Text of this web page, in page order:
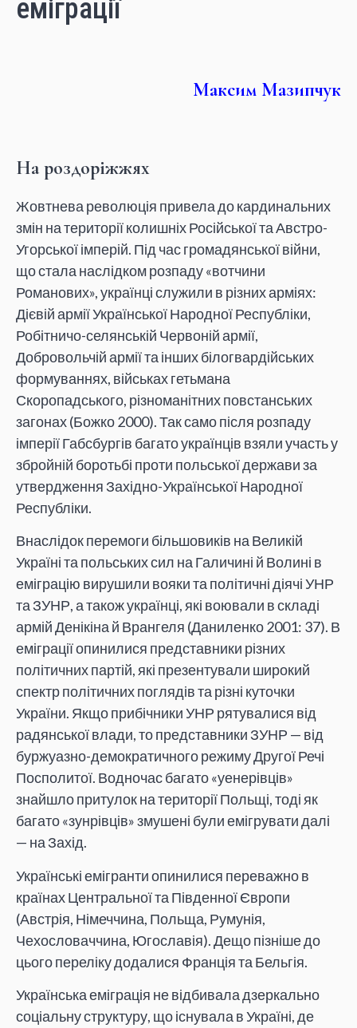
еміграції
Максим Мазипчук
На роздоріжжях
Жовтнева революція привела до кардинальних
змін на території колишніх Російської та Австро-
Угорської імперій. Під час громадянської війни,
що стала наслідком розпаду «вотчини
Романових», українці служили в різних арміях:
Дієвій армії Української Народної Республіки,
Робітничо-селянській Червоній армії,
Добровольчій армії та інших білогвардійських
формуваннях, військах гетьмана
Скоропадського, різноманітних повстанських
загонах (Божко 2000). Так само після розпаду
імперії Габсбургів багато українців взяли участь у
збройній боротьбі проти польської держави за
утвердження Західно-Української Народної
Республіки.
Внаслідок перемоги більшовиків на Великій
Україні та польських сил на Галичині й Волині в
еміграцію вирушили вояки та політичні діячі УНР
та ЗУНР, а також українці, які воювали в складі
армій Денікіна й Врангеля (Даниленко 2001: 37). В
еміграції опинилися представники різних
політичних партій, які презентували широкий
спектр політичних поглядів та різні куточки
України. Якщо прибічники УНР рятувалися від
радянської влади, то представники ЗУНР — від
буржуазно-демократичного режиму Другої Речі
Посполитої. Водночас багато «уенерівців»
знайшло притулок на території Польщі, тоді як
багато «зунрівців» змушені були емігрувати далі
— на Захід.
Українські емігранти опинилися переважно в
країнах Центральної та Південної Європи
(Австрія, Німеччина, Польща, Румунія,
Чехословаччина, Югославія). Дещо пізніше до
цього переліку додалися Франція та Бельгія.
Українська еміграція не відбивала дзеркально
соціальну структуру, що існувала в Україні, де